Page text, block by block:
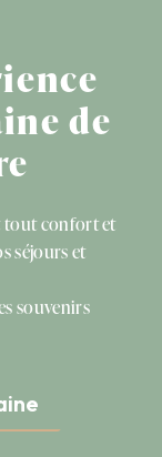
de
tout confort et
séjours et
souvenirs